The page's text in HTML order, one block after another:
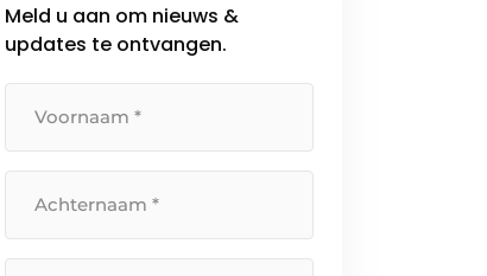
Meld u aan om nieuws &
updates te ontvangen.